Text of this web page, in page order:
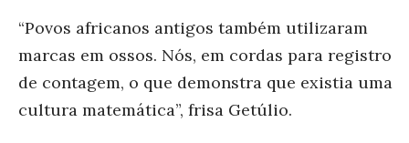
“Povos africanos antigos também utilizaram
marcas em ossos. Nós, em cordas para registro
de contagem, o que demonstra que existia uma
cultura matemática”, frisa Getúlio.